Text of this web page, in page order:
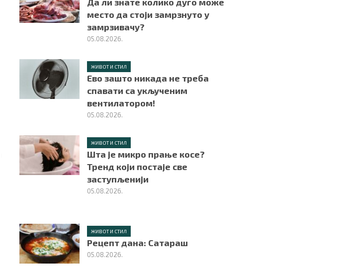
место да стоји замрзнуто у
замрзивачу?
05.08.2026.
ЖИВОТ И СТИЛ
Ево зашто никада не треба
спавати са укљученим
вентилатором!
05.08.2026.
ЖИВОТ И СТИЛ
Шта је микро прање косе?
Тренд који постаје све
заступљенији
05.08.2026.
ЖИВОТ И СТИЛ
Рецепт дана: Сатараш
05.08.2026.